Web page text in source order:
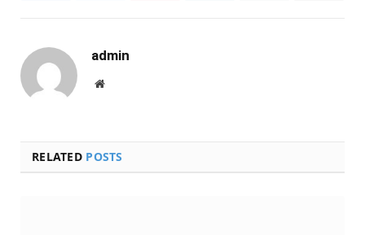
admin
Website
RELATED POSTS